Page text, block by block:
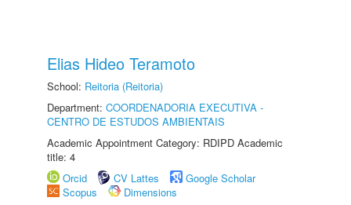
Elias Hideo Teramoto
School: Reitoria (Reitoria)
Department: COORDENADORIA EXECUTIVA -
CENTRO DE ESTUDOS AMBIENTAIS
Academic Appointment Category: RDIPD Academic
title: 4
Orcid
CV Lattes
Google Scholar
Scopus
Dimensions